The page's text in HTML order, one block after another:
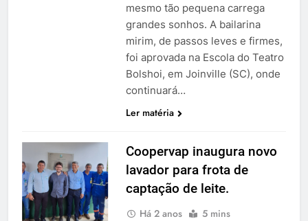
mesmo tão pequena carrega
grandes sonhos. A bailarina
mirim, de passos leves e firmes,
foi aprovada na Escola do Teatro
Bolshoi, em Joinville (SC), onde
continuará…
Ler matéria
Coopervap inaugura novo
lavador para frota de
captação de leite.
Há 2 anos 5 mins